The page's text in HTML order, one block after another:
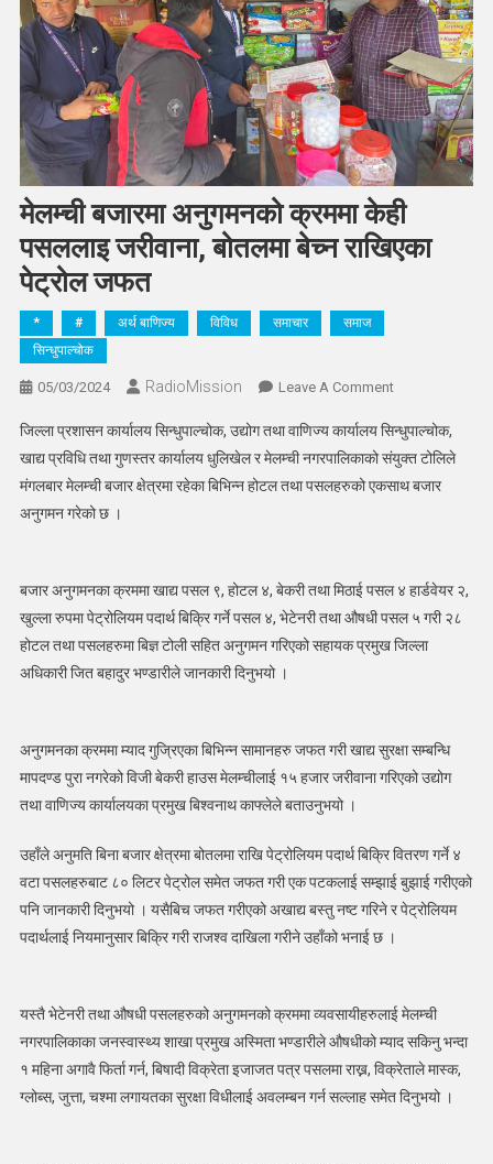
मेलम्ची बजारमा अनुगमनको क्रममा केही
पसललाइ जरीवाना, बोतलमा बेच्न राखिएका
पेट्रोल जफत
* # अर्थ बाणिज्य विविध समाचार
समाज
सिन्धुपाल्चोक
05/03/2024 RadioMission Leave A CommentOn
बजारमा
अनुगमनको
क्रममा
बोतलमा
बेच्न
राखिएका
जिल्ला प्रशासन कार्यालय सिन्धुपाल्चोक, उद्योग तथा वाणिज्य कार्यालय सिन्धुपाल्चोक,
खाद्य प्रविधि तथा गुणस्तर कार्यालय धुलिखेल र मेलम्ची नगरपालिकाको संयुक्त टोलिले
मंगलबार मेलम्ची बजार क्षेत्रमा रहेका बिभिन्न होटल तथा पसलहरुको एकसाथ बजार
अनुगमन गरेको छ ।
बजार अनुगमनका क्रममा खाद्य पसल ९, होटल ४, बेकरी तथा मिठाई पसल ४ हार्डवेयर २,
खुल्ला रुपमा पेट्रोलियम पदार्थ बिक्रि गर्ने पसल ४, भेटेनरी तथा औषधी पसल ५ गरी २८
होटल तथा पसलहरुमा बिज्ञ टोली सहित अनुगमन गरिएको सहायक प्रमुख जिल्ला
अधिकारी जित बहादुर भण्डारीले जानकारी दिनुभयो ।
अनुगमनका क्रममा म्याद गुज्रिएका बिभिन्न सामानहरु जफत गरी खाद्य सुरक्षा सम्बन्धि
मापदण्ड पुरा नगरेको विजी बेकरी हाउस मेलम्चीलाई १५ हजार जरीवाना गरिएको उद्योग
तथा वाणिज्य कार्यालयका प्रमुख बिश्वनाथ काफ्लेले बताउनुभयो ।
उहाँले अनुमति बिना बजार क्षेत्रमा बोतलमा राखि पेट्रोलियम पदार्थ बिक्रि वितरण गर्ने ४
वटा पसलहरुबाट ८० लिटर पेट्रोल समेत जफत गरी एक पटकलाई सम्झाई बुझाई गरीएको
पनि जानकारी दिनुभयो । यसैबिच जफत गरीएको अखाद्य बस्तु नष्ट गरिने र पेट्रोलियम
पदार्थलाई नियमानुसार बिक्रि गरी राजश्व दाखिला गरीने उहाँको भनाई छ ।
यस्तै भेटेनरी तथा औषधी पसलहरुको अनुगमनको क्रममा व्यवसायीहरुलाई मेलम्ची
नगरपालिकाका जनस्वास्थ्य शाखा प्रमुख अस्मिता भण्डारीले औषधीको म्याद सकिनु भन्दा
१ महिना अगावै फिर्ता गर्न, बिषादी विक्रेता इजाजत पत्र पसलमा राख्न, विक्रेताले मास्क,
ग्लोब्स, जुत्ता, चश्मा लगायतका सुरक्षा विधीलाई अवलम्बन गर्न सल्लाह समेत दिनुभयो ।